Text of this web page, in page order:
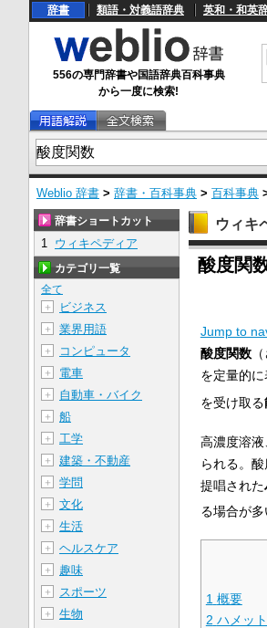
辞書 類語・対義語辞典 英和・和英
556の専門辞書や国語辞典百科事典
から一度に検索!
Weblio 辞書 > 辞書・百科事典 > 百科事典
ウィキ
酸度関
Jump to
酸度関数（
を定量的
を受け取る
高濃度溶液
られる。
提唱された
る場合が多
1 概要
2 ハメッ
辞書ショートカット
1 ウィキペディア
カテゴリ一覧
全て
＋
ビジネス
＋ 業界用語
＋ コンピュータ
＋ 電車
＋ 自動車・バイク
＋ 船
＋ 工学
＋ 建築・不動産
＋ 学問
＋ 文化
＋ 生活
＋ ヘルスケア
＋ 趣味
＋ スポーツ
＋ 生物